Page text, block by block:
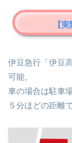
【
伊豆急行「伊豆
可能。
車の場合は駐車
５分ほどの距離